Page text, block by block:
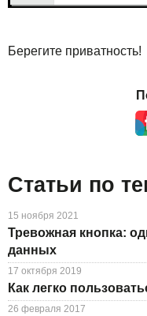
Берегите приватность!
Статьи по
15 ноября 2021
Тревожная кнопка:
данных
17 октября 2019
Как легко
26 февраля 2017